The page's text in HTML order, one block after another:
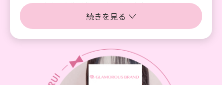
自身の人生が豊かになる為に全力でアドバイスし
て下さいます。そのおかげで、当初より精神力が
強くなり、日常生活も生きやすくなりました！
入がアップしたことです。収入の幅が広がると親
孝行できたり、行きたい場所にいける、自己投資
ができる、貯金ができる、メリットを沢山経験で
続きを見る